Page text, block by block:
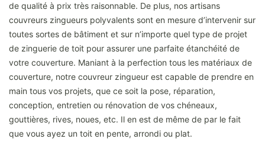
de qualité à prix très raisonnable. De plus, nos artisans
couvreurs zingueurs polyvalents sont en mesure d’intervenir sur
toutes sortes de bâtiment et sur n’importe quel type de projet
de zinguerie de toit pour assurer une parfaite étanchéité de
votre couverture. Maniant à la perfection tous les matériaux de
couverture, notre couvreur zingueur est capable de prendre en
main tous vos projets, que ce soit la pose, réparation,
conception, entretien ou rénovation de vos chéneaux,
gouttières, rives, noues, etc. Il en est de même de par le fait
que vous ayez un toit en pente, arrondi ou plat.